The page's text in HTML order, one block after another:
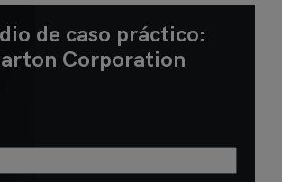
de caso práctico:
Corporation